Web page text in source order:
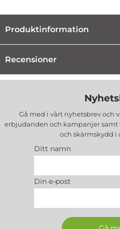
Produktinformation
Recensioner
Gå med i vårt nyhetsbrev och
erbjudanden och kampanjer samt
och skärmskydd i
Ditt namn
Din e-post